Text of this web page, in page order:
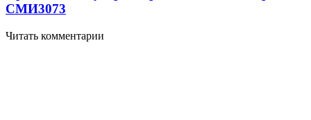
СМИ3073
Читать комментарии